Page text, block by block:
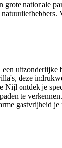
nationale
deze
ontdek je
te
gastvrijheid